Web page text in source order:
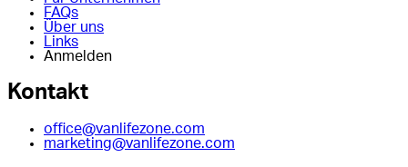
FAQs
Über uns
Links
Anmelden
Kontakt
office@vanlifezone.com
marketing@vanlifezone.com